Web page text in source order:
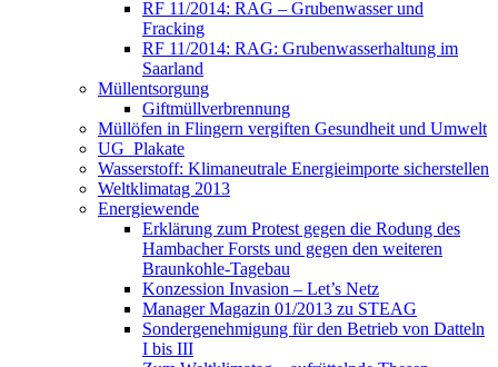
RF 11/2014: RAG – Grubenwasser und
Fracking
RF 11/2014: RAG: Grubenwasserhaltung im
Saarland
Müllentsorgung
Giftmüllverbrennung
Müllöfen in Flingern vergiften Gesundheit und Umwelt
UG_Plakate
Wasserstoff: Klimaneutrale Energieimporte sicherstellen
Weltklimatag 2013
Energiewende
Erklärung zum Protest gegen die Rodung des
Hambacher Forsts und gegen den weiteren
Braunkohle-Tagebau
Konzession Invasion – Let’s Netz
Manager Magazin 01/2013 zu STEAG
Sondergenehmigung für den Betrieb von Datteln
I bis III